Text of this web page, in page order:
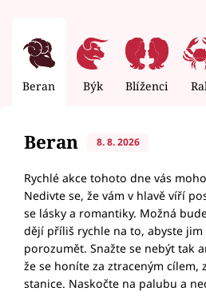
Beran Býk Blíženci
Beran 8. 8. 2026
Rychlé akce tohoto dne vás
Nedivte se, že vám v hlavě víří
se lásky a romantiky. Možná
dějí příliš rychle na to, abyste
porozumět. Snažte se nebýt tak
že se honíte za ztraceným cílem,
stanice. Naskočte na palubu a